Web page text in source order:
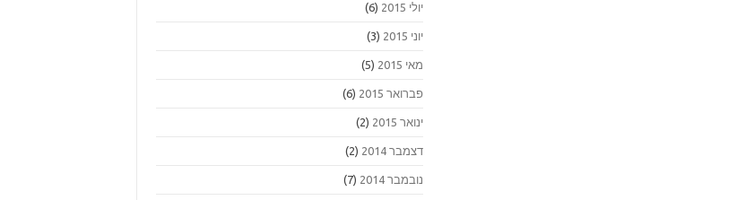
יולי 2015 (6)
יוני 2015 (3)
מאי 2015 (5)
פברואר 2015 (6)
ינואר 2015 (2)
דצמבר 2014 (2)
נובמבר 2014 (7)